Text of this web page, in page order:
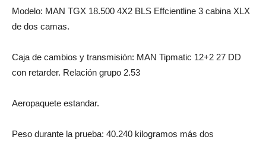
Modelo: MAN TGX 18.500 4X2 BLS Effcientline 3 cabina XLX
de dos camas.
Caja de cambios y transmisión: MAN Tipmatic 12+2 27 DD
con retarder. Relación grupo 2.53
Aeropaquete estandar.
Peso durante la prueba: 40.240 kilogramos más dos